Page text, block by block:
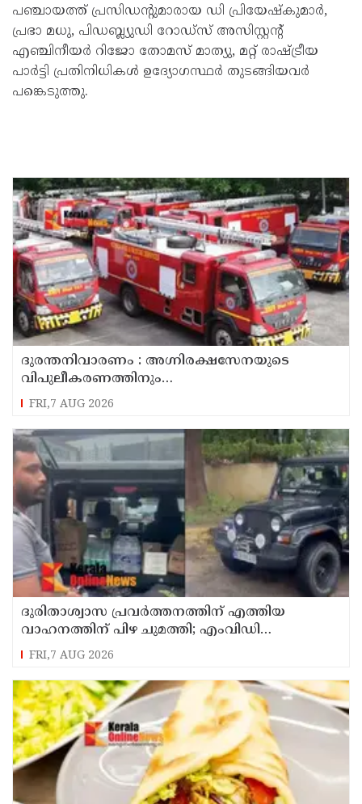
പഞ്ചായത്ത്‌ പ്രസിഡന്റുമാരായ ഡി പ്രിയേഷ്കുമാർ,
പ്രഭാ മധു, പിഡബ്ല്യുഡി റോഡ്സ് അസിസ്റ്റൻ്റ്
എഞ്ചിനീയർ റിജോ തോമസ് മാത്യു, മറ്റ് രാഷ്ട്രീയ
പാർട്ടി പ്രതിനിധികൾ ഉദ്യോഗസ്ഥർ തുടങ്ങിയവർ
പങ്കെടുത്തു.
ദുരന്തനിവാരണം : അഗ്നിരക്ഷസേനയുടെ
വിപുലീകരണത്തിനും
ആധുനികവത്കരണത്തിനുമായി 64.21 കോടി
രൂപ കൂടി അനുവദിച്ചു
FRI,7 AUG 2026
ദുരിതാശ്വാസ പ്രവർത്തനത്തിന് എത്തിയ
വാഹനത്തിന് പിഴ ചുമത്തി; എംവിഡി
ഉദ്യോഗസ്ഥന് സസ്പെൻഷൻ
FRI,7 AUG 2026